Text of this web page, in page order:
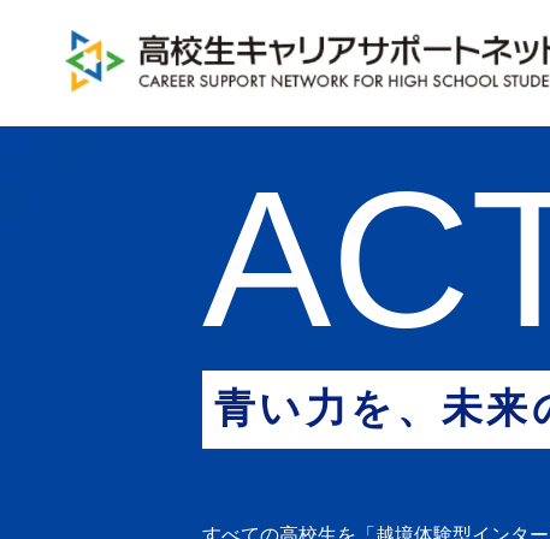
青い力を、未来